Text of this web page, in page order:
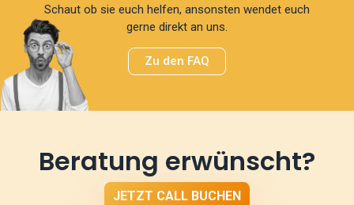
Schaut ob sie euch helfen, ansonsten wendet euch
gerne direkt an uns.
Zu den FAQ
Beratung erwünscht?
JETZT CALL BUCHEN